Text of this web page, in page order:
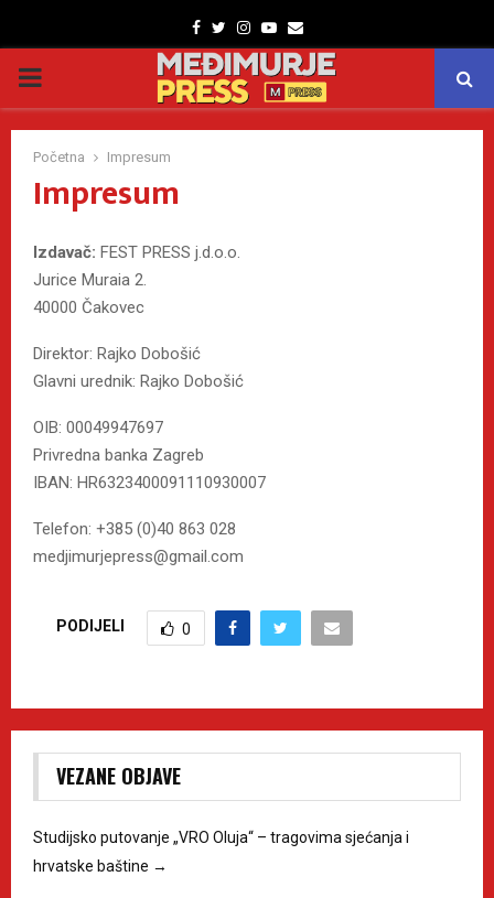
Facebook
TwitterInstagram
Youtube
Email
PRIMARY
MENU
Početna Impresum
Impresum
Izdavač: FEST PRESS j.d.o.o.
Jurice Muraia 2.
40000 Čakovec
Direktor: Rajko Dobošić
Glavni urednik: Rajko Dobošić
OIB: 00049947697
Privredna banka Zagreb
IBAN: HR6323400091110930007
Telefon: +385 (0)40 863 028
medjimurjepress@gmail.com
PODIJELI 0
VEZANE OBJAVE
Studijsko putovanje „VRO Oluja“ – tragovima sjećanja i
hrvatske baštine →